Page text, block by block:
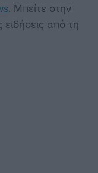
. Μπείτε στην
ειδήσεις από τη